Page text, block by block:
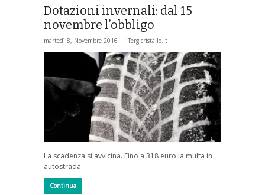
Dotazioni invernali: dal 15
novembre l’obbligo
martedì 8, Novembre 2016 | ilTergicristallo.it
La scadenza si avvicina. Fino a 318 euro la multa in
autostrada
Continua